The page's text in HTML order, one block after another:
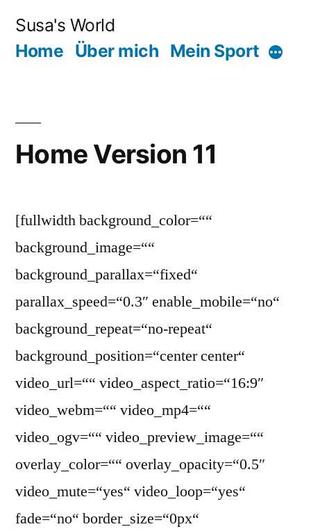
Inhalt
Susa's World
Home Über mich Mein Sport Mehr
Home Version 11
[fullwidth background_color=““
background_image=““
background_parallax=“fixed“
parallax_speed=“0.3″ enable_mobile=“no“
background_repeat=“no-repeat“
background_position=“center center“
video_url=““ video_aspect_ratio=“16:9″
video_webm=““ video_mp4=““
video_ogv=““ video_preview_image=““
overlay_color=““ overlay_opacity=“0.5″
video_mute=“yes“ video_loop=“yes“
fade=“no“ border_size=“0px“